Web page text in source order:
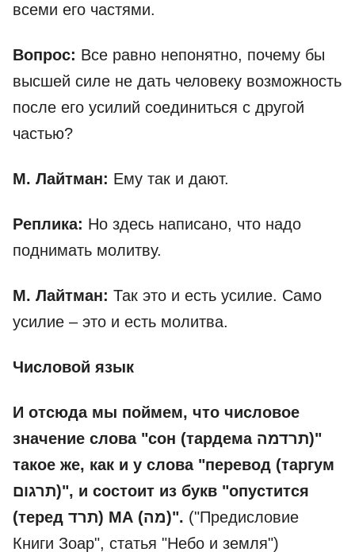
всеми его частями.
Вопрос: Все равно непонятно, почему бы
высшей силе не дать человеку возможность
после его усилий соединиться с другой
частью?
М. Лайтман: Ему так и дают.
Реплика: Но здесь написано, что надо
поднимать молитву.
М. Лайтман: Так это и есть усилие. Само
усилие – это и есть молитва.
Числовой язык
И отсюда мы поймем, что числовое
значение слова "сон (тардема תרדמה)"
такое же, как и у слова "перевод (таргум
תרגום)", и состоит из букв "опустится
(теред תרד) МА (מה)". ("Предисловие
Книги Зоар", статья "Небо и земля")